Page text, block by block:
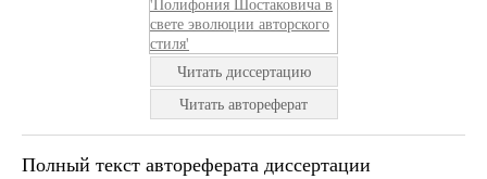
Читать диссертацию
Читать автореферат
Полный текст автореферата диссертации